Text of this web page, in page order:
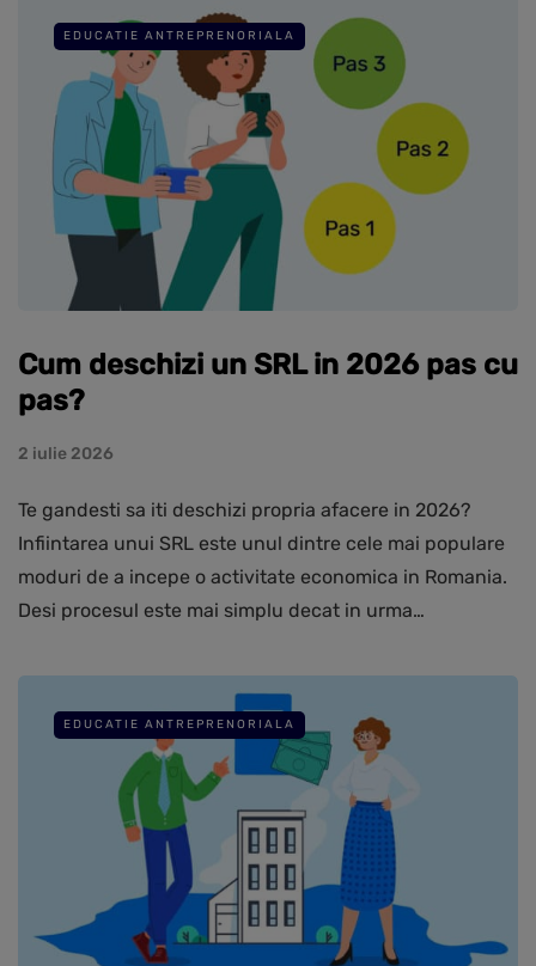
EDUCATIE ANTREPRENORIALA
Cum deschizi un SRL in 2026 pas cu
pas?
2 iulie 2026
Te gandesti sa iti deschizi propria afacere in 2026?
Infiintarea unui SRL este unul dintre cele mai populare
moduri de a incepe o activitate economica in Romania.
Desi procesul este mai simplu decat in urma…
EDUCATIE ANTREPRENORIALA